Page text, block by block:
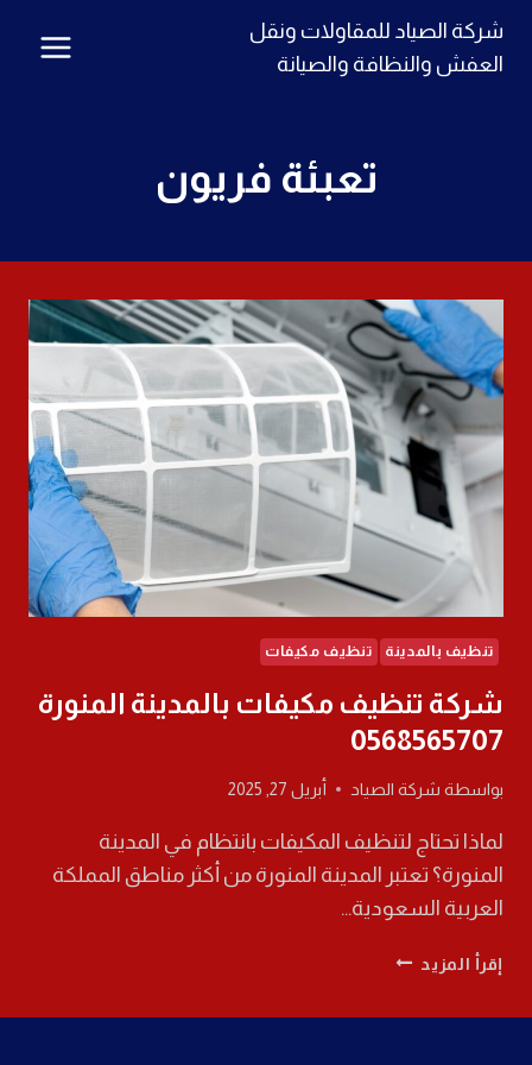
التجاوز
شركة الصياد للمقاولات ونقل
العفش والنظافة والصيانة
تعبئة فريون
تنظيف بالمدينة تنظيف مكيفات
شركة تنظيف مكيفات بالمدينة المنورة
0568565707
بواسطة شركة الصياد أبريل 27, 2025
لماذا تحتاج لتنظيف المكيفات بانتظام في المدينة
المنورة؟ تعتبر المدينة المنورة من أكثر مناطق المملكة
العربية السعودية…
إقرأ المزيد شركة